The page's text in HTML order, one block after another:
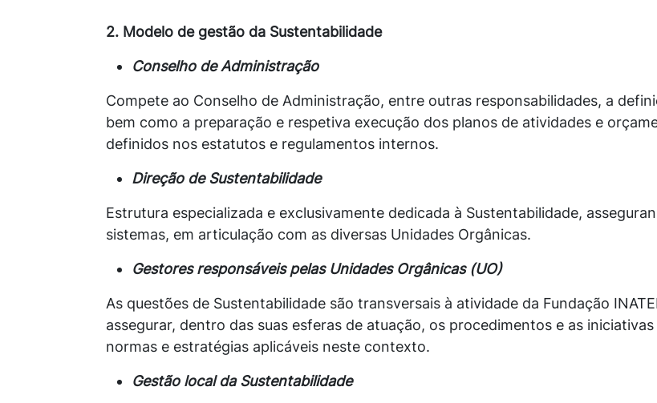
2. Modelo de gestão da Sustentabilidade
Conselho de Administração
Compete ao Conselho de Administração, entre outras responsabilidades, a
bem como a preparação e respetiva execução dos planos de atividades e
definidos nos estatutos e regulamentos internos.
Direção de Sustentabilidade
Estrutura especializada e exclusivamente dedicada à Sustentabilidade,
sistemas, em articulação com as diversas Unidades Orgânicas.
Gestores responsáveis pelas Unidades Orgânicas (UO)
As questões de Sustentabilidade são transversais à atividade da Fundação
assegurar, dentro das suas esferas de atuação, os procedimentos e as
normas e estratégias aplicáveis neste contexto.
Gestão local da Sustentabilidade